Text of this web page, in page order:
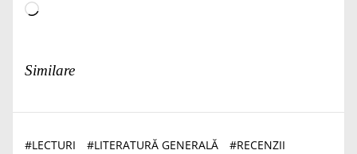
Încarc...
Similare
#LECTURI #LITERATURĂ GENERALĂ #RECENZII